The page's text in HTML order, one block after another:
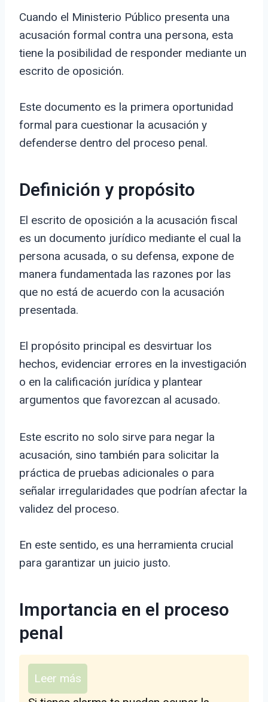
Cuando el Ministerio Público presenta una
acusación formal contra una persona, esta
tiene la posibilidad de responder mediante un
escrito de oposición.
Este documento es la primera oportunidad
formal para cuestionar la acusación y
defenderse dentro del proceso penal.
Definición y propósito
El escrito de oposición a la acusación fiscal
es un documento jurídico mediante el cual la
persona acusada, o su defensa, expone de
manera fundamentada las razones por las
que no está de acuerdo con la acusación
presentada.
El propósito principal es desvirtuar los
hechos, evidenciar errores en la investigación
o en la calificación jurídica y plantear
argumentos que favorezcan al acusado.
Este escrito no solo sirve para negar la
acusación, sino también para solicitar la
práctica de pruebas adicionales o para
señalar irregularidades que podrían afectar la
validez del proceso.
En este sentido, es una herramienta crucial
para garantizar un juicio justo.
Importancia en el proceso
penal
Leer más